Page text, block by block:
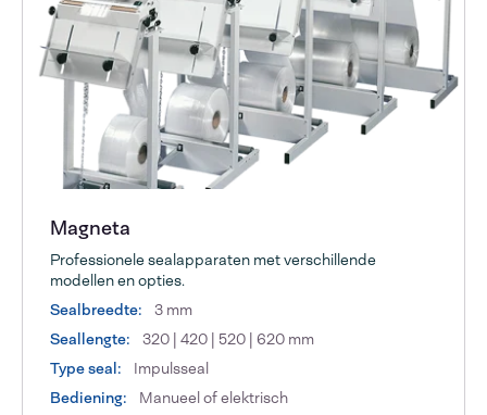
Magneta
Professionele sealapparaten met verschillende
modellen en opties.
Sealbreedte:
3 mm
Seallengte:
320 | 420 | 520 | 620 mm
Type seal:
Impulsseal
Bediening:
Manueel of elektrisch